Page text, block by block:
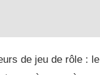
de jeu de rôle : le